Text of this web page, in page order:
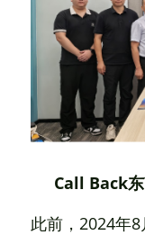
Call Back
此前，2024年